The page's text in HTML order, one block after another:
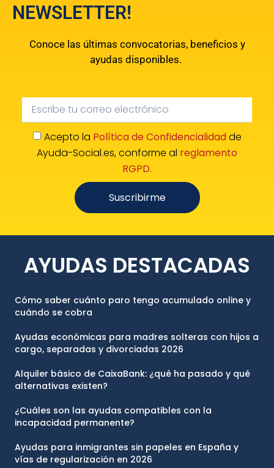
NEWSLETTER!
Conoce las últimas convocatorias, beneficios y
ayudas disponibles.
Acepto la Política de Confidencialidadde
Ayuda-Social.es, conforme al reglamento
RGPD.
Suscribirme
Cómo saber cuánto paro tengo acumulado online y
cuándo se cobra
Ayudas económicas para madres solteras con hijos a
cargo, separadas y divorciadas 2026
Alquiler básico de CaixaBank: ¿qué ha pasado y qué
alternativas existen?
¿Cuáles son las ayudas compatibles con la
incapacidad permanente?
Ayudas para inmigrantes sin papeles en España y
vías de regularización en 2026
AYUDAS DESTACADAS